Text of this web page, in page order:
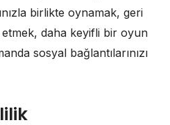
birlikte oynamak, geri
daha keyifli bir oyun
sosyal bağlantılarınızı